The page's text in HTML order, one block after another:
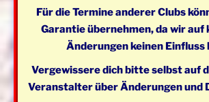
Für die Termine anderer Clubs
Garantie übernehmen, da wir
Änderungen keinen Einfluss
Vergewissere dich bitte selbst auf
Veranstalter über Änderungen und